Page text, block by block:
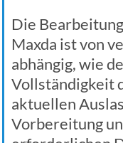
Die
Maxda ist von
abhängig, wie
Vollständigkeit
aktuellen
Vorbereitung